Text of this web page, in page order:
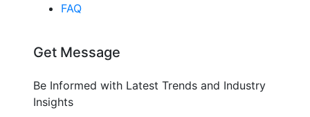
FAQ
Get Message
Be Informed with Latest Trends and Industry
Insights